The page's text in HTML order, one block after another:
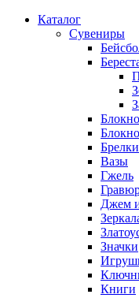
Каталог
Сувениры
Брелки
Вазы
Гжель
Джем
Значки
Книги